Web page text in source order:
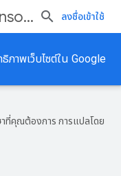
API ลงชื่อเข้าใช้
ภาพเว็บไซต์ใน Google
าที่คุณต้องการ การแปลโดย